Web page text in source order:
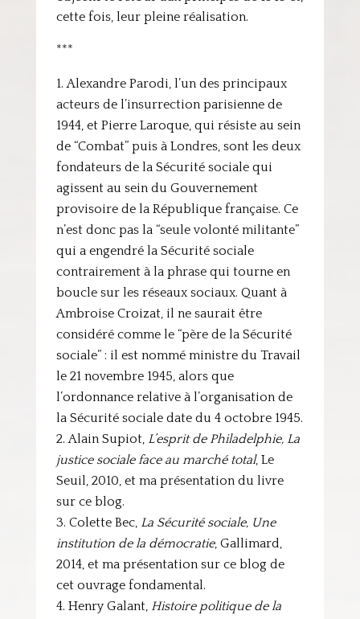
cette fois, leur pleine réalisation.
***
Alexandre Parodi, l’un des principaux
acteurs de l’insurrection parisienne de
1944, et Pierre Laroque, qui résiste au sein
de “Combat” puis à Londres, sont les deux
fondateurs de la Sécurité sociale qui
agissent au sein du Gouvernement
provisoire de la République française. Ce
n’est donc pas la “seule volonté militante”
qui a engendré la Sécurité sociale
contrairement à la phrase qui tourne en
boucle sur les réseaux sociaux. Quant à
Ambroise Croizat, il ne saurait être
considéré comme le “père de la Sécurité
sociale” : il est nommé ministre du Travail
le 21 novembre 1945, alors que
l’ordonnance relative à l’organisation de
la Sécurité sociale date du 4 octobre 1945.
Alain Supiot, L’esprit de Philadelphie, La
justice sociale face au marché total, Le
Seuil, 2010, et ma présentation du livre
sur ce blog.
Colette Bec, La Sécurité sociale, Une
institution de la démocratie, Gallimard,
2014, et ma présentation sur ce blog de
cet ouvrage fondamental.
Henry Galant, Histoire politique de la